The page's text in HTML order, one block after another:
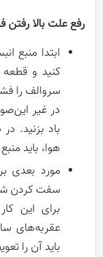
رفع علت بالا
ابتدا منبع
کنید و
سروالف را
باد بزنید.
هوا، باید
مورد بعدی
سفت کردن
برای این
عقربه‌های
باید آن را